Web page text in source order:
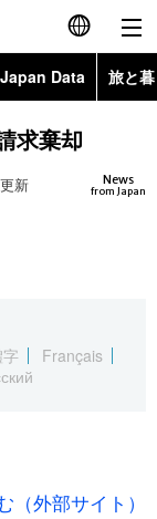
English
简体字
繁體字
العربية
Japan Data 旅と
Topics
Images
お知らせ
求棄却
News
from Japan
更新
Français
（外部サイト）